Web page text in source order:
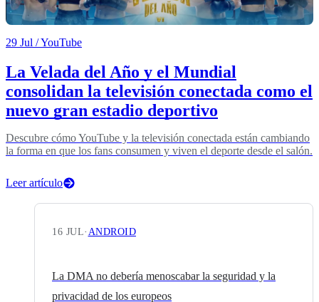
29 Jul / YouTube
La Velada del Año y el Mundial
consolidan la televisión conectada como el
nuevo gran estadio deportivo
Descubre cómo YouTube y la televisión conectada están cambiando
la forma en que los fans consumen y viven el deporte desde el salón.
Leer artículo
16 JUL· ANDROID
La DMA no debería menoscabar la seguridad y la
privacidad de los europeos